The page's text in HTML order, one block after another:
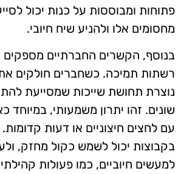
פתוחות ומבוססות על כנות יכול
מחסומים אלו ולהניע שיח חיובי.
בנוסף, הקשרים החברתיים מספקים
רשתות תמיכה. כשחברים חולקים את
נוצרת תחושת שייכות שמסייעת
שונים. זהו יתרון משמעותי, במיוחד
עם לחצים חיצוניים או דעות
בקבוצות יכול לשמש כקול מחזק,
למעשים חיוביים, כמו פעולות